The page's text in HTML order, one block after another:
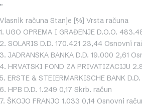
”
Vlasnik računa Stanje [%] Vrsta računa
1. UGO OPREMA I GRAĐENJE D.O.O.
2. SOLARIS D.D. 170.421 23,44 Osnovni
3. JADRANSKA BANKA D.D. 19.000 2,61
4. HRVATSKI FOND ZA PRIVATIZACIJU
5. ERSTE & STEIERMARKISCHE BANK
6. HPB D.D. 1.249 0,17 Skrb. račun
7. ŠKOJO FRANJO 1.033 0,14 Osnovni